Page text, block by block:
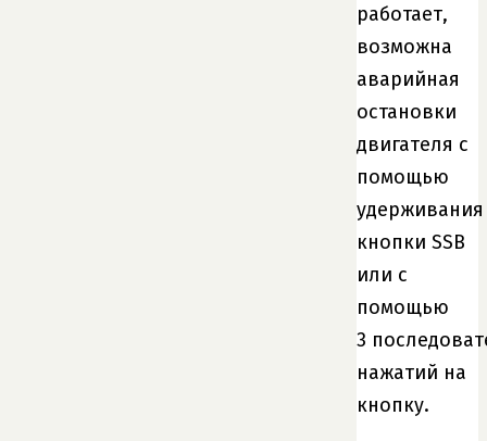
работает,
возможна
аварийная
остановки
двигателя с
помощью
удерживания
кнопки SSB
или с
помощью
3
нажатий на
кнопку.